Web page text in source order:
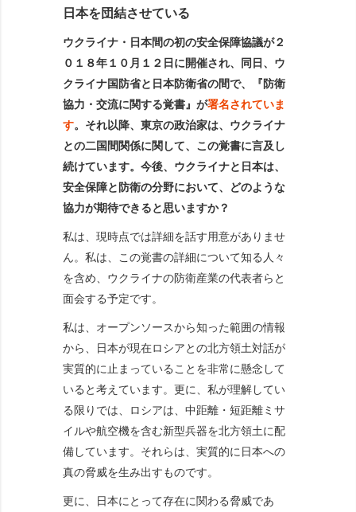
日本を団結させている
ウクライナ・日本間の初の安全保障協議が２
０１８年１０月１２日に開催され、同日、ウ
クライナ国防省と日本防衛省の間で、『防衛
協力・交流に関する覚書』が署名されていま
す。それ以降、東京の政治家は、ウクライナ
との二国間関係に関して、この覚書に言及し
続けています。今後、ウクライナと日本は、
安全保障と防衛の分野において、どのような
協力が期待できると思いますか？
私は、現時点では詳細を話す用意がありませ
ん。私は、この覚書の詳細について知る人々
を含め、ウクライナの防衛産業の代表者らと
面会する予定です。
私は、オープンソースから知った範囲の情報
から、日本が現在ロシアとの北方領土対話が
実質的に止まっていることを非常に懸念して
いると考えています。更に、私が理解してい
る限りでは、ロシアは、中距離・短距離ミサ
イルや航空機を含む新型兵器を北方領土に配
備しています。それらは、実質的に日本への
真の脅威を生み出すものです。
更に、日本にとって存在に関わる脅威であ